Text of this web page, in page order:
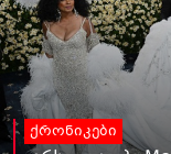
ქრონიკები